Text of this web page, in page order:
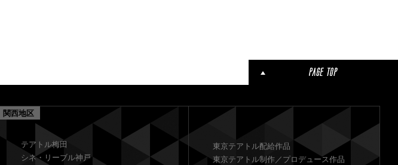
関西地区
テアトル梅田
シネ・リーブル神戸
東京テアトル配給作品
東京テアトル制作／プロデュース作品